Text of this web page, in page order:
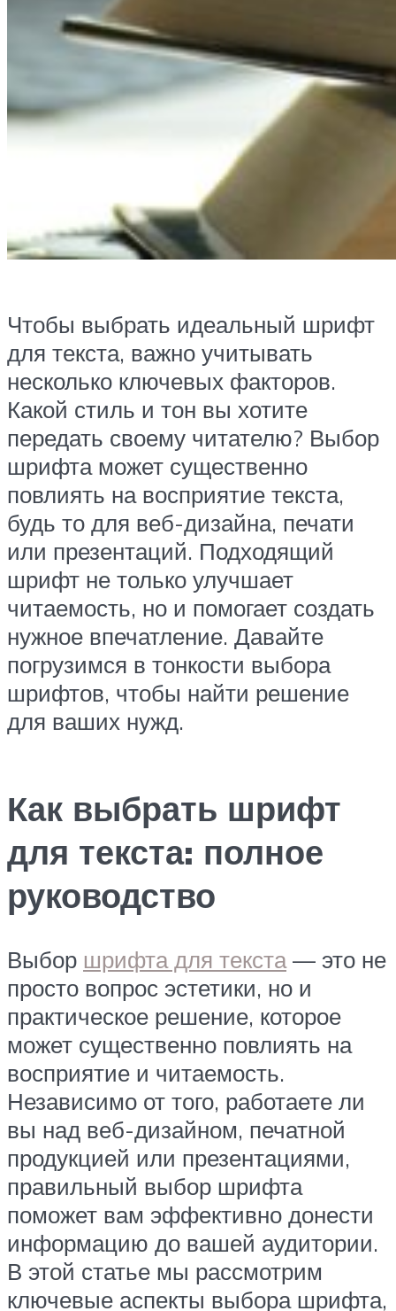
Чтобы выбрать идеальный шрифт
для текста, важно учитывать
несколько ключевых факторов.
Какой стиль и тон вы хотите
передать своему читателю? Выбор
шрифта может существенно
повлиять на восприятие текста,
будь то для веб-дизайна, печати
или презентаций. Подходящий
шрифт не только улучшает
читаемость, но и помогает создать
нужное впечатление. Давайте
погрузимся в тонкости выбора
шрифтов, чтобы найти решение
для ваших нужд.
Как выбрать шрифт
для текста: полное
руководство
Выбор шрифта для текста— это не
просто вопрос эстетики, но и
практическое решение, которое
может существенно повлиять на
восприятие и читаемость.
Независимо от того, работаете ли
вы над веб-дизайном, печатной
продукцией или презентациями,
правильный выбор шрифта
поможет вам эффективно донести
информацию до вашей аудитории.
В этой статье мы рассмотрим
ключевые аспекты выбора шрифта,